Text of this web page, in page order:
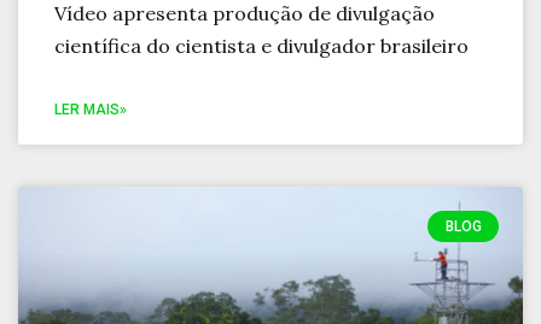
Vídeo apresenta produção de divulgação
científica do cientista e divulgador brasileiro
LER MAIS»
BLOG